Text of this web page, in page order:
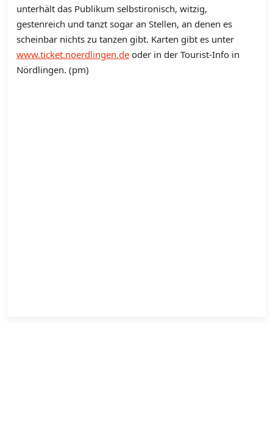
unterhält das Publikum selbstironisch, witzig,
gestenreich und tanzt sogar an Stellen, an denen es
scheinbar nichts zu tanzen gibt. Karten gibt es unter
www.ticket.noerdlingen.de oder in der Tourist-Info in
Nördlingen. (pm)